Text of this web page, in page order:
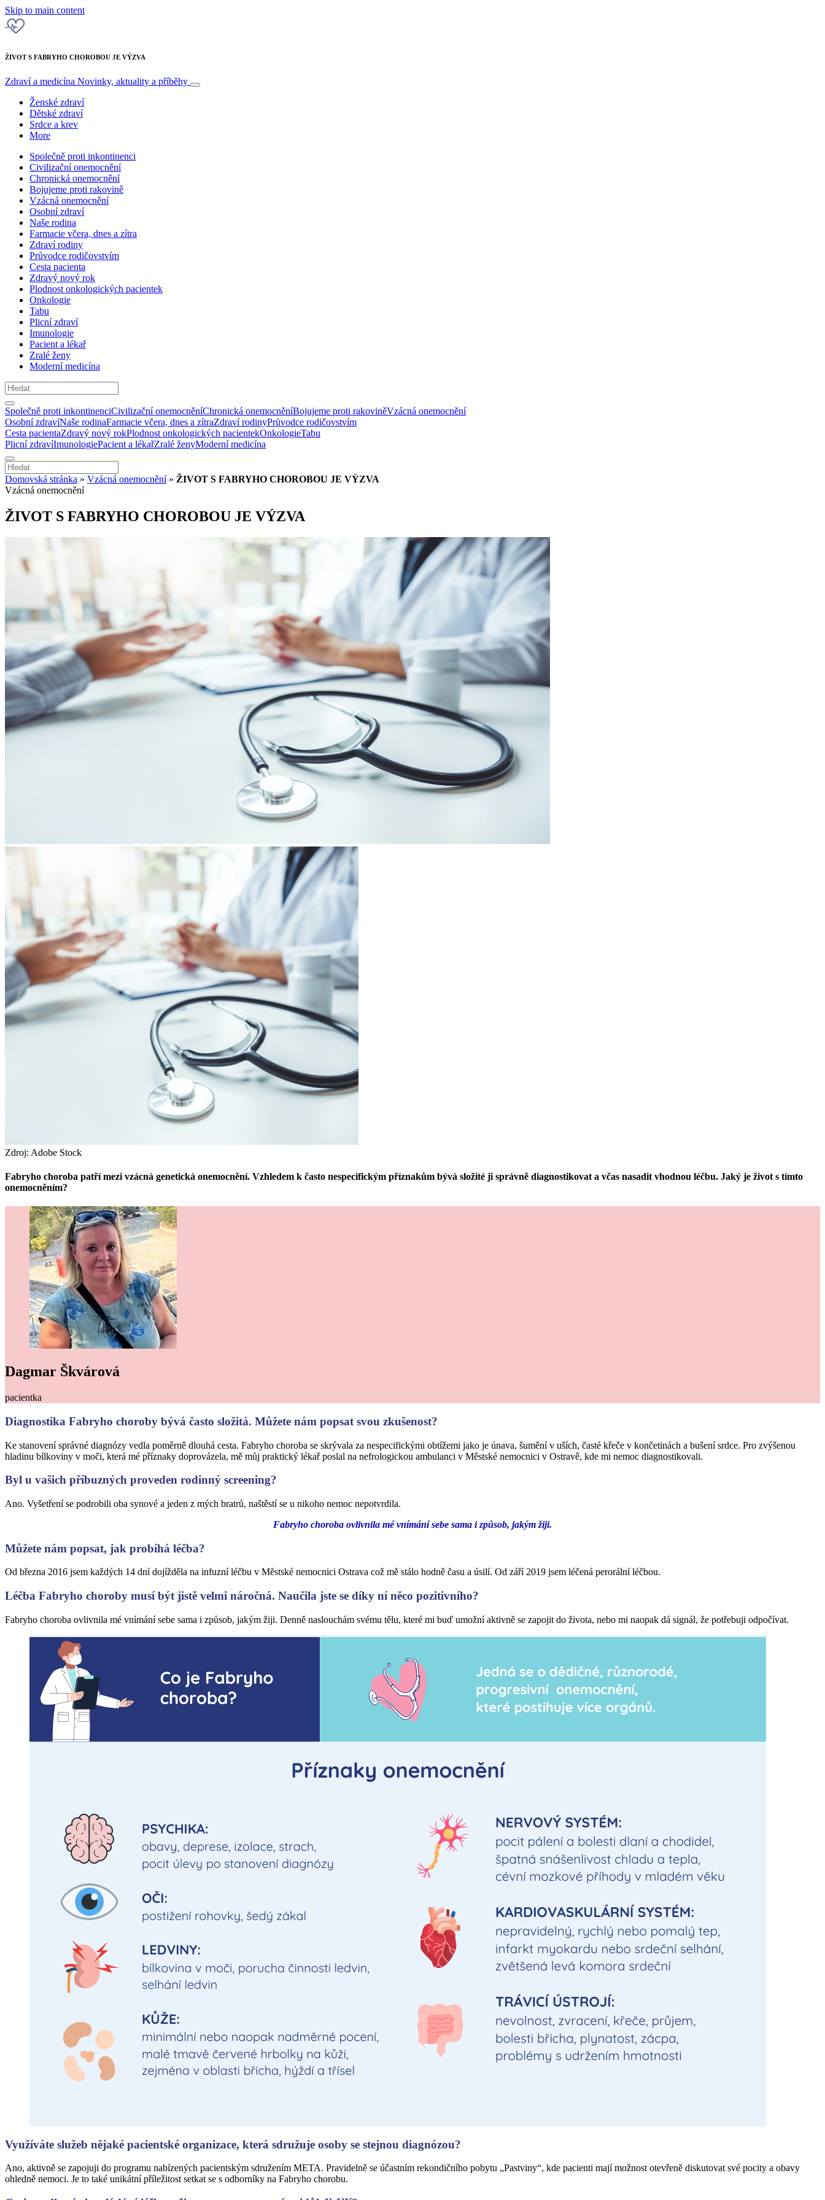
Skip to main content
ŽIVOT S FABRYHO CHOROBOU JE VÝZVA
Zdraví a medicína Novinky, aktuality a příběhy
Ženské zdraví
Dětské zdraví
Srdce a krev
More
Společně proti inkontinenci
Civilizační onemocnění
Chronická onemocnění
Bojujeme proti rakovině
Vzácná onemocnění
Osobní zdraví
Naše rodina
Farmacie včera, dnes a zítra
Zdraví rodiny
Průvodce rodičovstvím
Cesta pacienta
Zdravý nový rok
Plodnost onkologických pacientek
Onkologie
Tabu
Plicní zdraví
Imunologie
Pacient a lékař
Zralé ženy
Moderní medicína
Společně proti inkontinenciCivilizační onemocněníChronická onemocněníBojujeme proti rakoviněVzácná onemocnění
Osobní zdravíNaše rodinaFarmacie včera, dnes a zítraZdraví rodinyPrůvodce rodičovstvím
Cesta pacientaZdravý nový rokPlodnost onkologických pacientekOnkologieTabu
Plicní zdravíImunologiePacient a lékařZralé ženyModerní medicína
Domovská stránka » Vzácná onemocnění» ŽIVOT S FABRYHO CHOROBOU JE VÝZVA
Vzácná onemocnění
ŽIVOT S FABRYHO CHOROBOU JE VÝZVA
Zdroj: Adobe Stock
Fabryho choroba patří mezi vzácná genetická onemocnění. Vzhledem k často nespecifickým příznakům bývá složité ji správně diagnostikovat a včas nasadit vhodnou léčbu. Jaký je život s tímto
onemocněním?
Dagmar Škvárová
pacientka
Diagnostika Fabryho choroby bývá často složitá. Můžete nám popsat svou zkušenost?
Ke stanovení správné diagnózy vedla poměrně dlouhá cesta. Fabryho choroba se skrývala za nespecifickými obtížemi jako je únava, šumění v uších, časté křeče v končetinách a bušení srdce. Pro zvýšenou
hladinu bílkoviny v moči, která mé příznaky doprovázela, mě můj praktický lékař poslal na nefrologickou ambulanci v Městské nemocnici v Ostravě, kde mi nemoc diagnostikovali.
Byl u vašich příbuzných proveden rodinný screening?
Ano. Vyšetření se podrobili oba synové a jeden z mých bratrů, naštěstí se u nikoho nemoc nepotvrdila.
Fabryho choroba ovlivnila mé vnímání sebe sama i způsob, jakým žiji.
Můžete nám popsat, jak probíhá léčba?
Od března 2016 jsem každých 14 dní dojížděla na infuzní léčbu v Městské nemocnici Ostrava což mě stálo hodně času a úsilí. Od září 2019 jsem léčená perorální léčbou.
Léčba Fabryho choroby musí být jistě velmi náročná. Naučila jste se díky ní něco pozitivního?
Fabryho choroba ovlivnila mé vnímání sebe sama i způsob, jakým žiji. Denně naslouchám svému tělu, které mi buď umožní aktivně se zapojit do života, nebo mi naopak dá signál, že potřebuji odpočívat.
Využíváte služeb nějaké pacientské organizace, která sdružuje osoby se stejnou diagnózou?
Ano, aktivně se zapojuji do programu nabízených pacientským sdružením META. Pravidelně se účastním rekondičního pobytu „Pastviny“, kde pacienti mají možnost otevřeně diskutovat své pocity a obavy
ohledně nemoci. Je to také unikátní příležitost setkat se s odborníky na Fabryho chorobu.